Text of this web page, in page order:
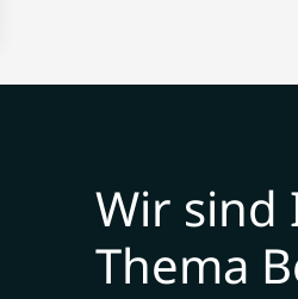
Wir sind
Thema